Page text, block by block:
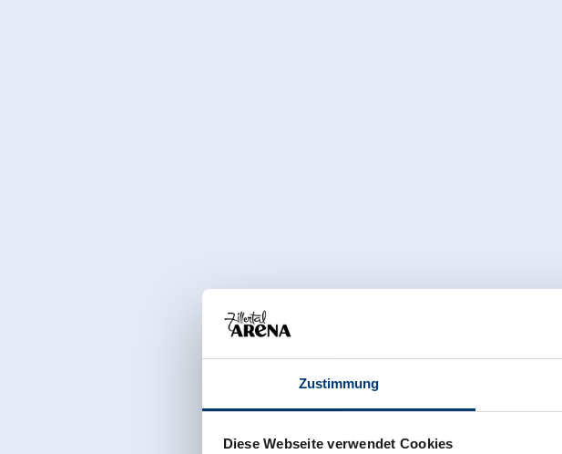
Zustimmung
Diese Webseite verwendet Cookies